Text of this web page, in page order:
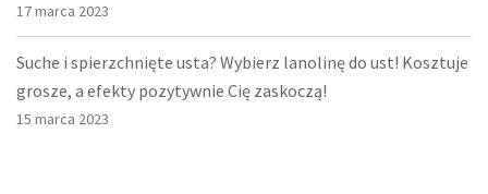
17 marca 2023
Suche i spierzchnięte usta? Wybierz lanolinę do ust! Kosztuje
grosze, a efekty pozytywnie Cię zaskoczą!
15 marca 2023